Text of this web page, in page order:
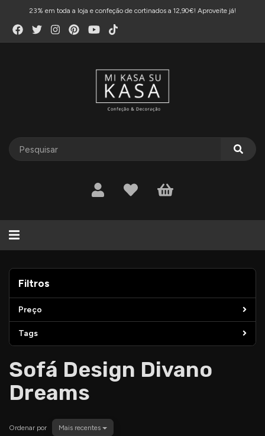
23% em toda a loja e confeção de cortinados a 12,90€! Aproveite já!
Alternar
Filtros
Filtros
Preço
Tags
Sofá Design Divano
Dreams
Ordenar por Mais recentes